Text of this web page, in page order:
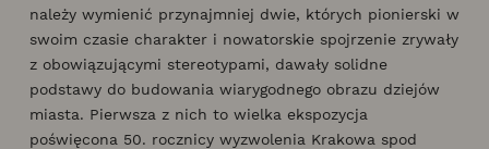
należy wymienić przynajmniej dwie, których pionierski w
swoim czasie charakter i nowatorskie spojrzenie zrywały
z obowiązującymi stereotypami, dawały solidne
podstawy do budowania wiarygodnego obrazu dziejów
miasta. Pierwsza z nich to wielka ekspozycja
poświęcona 50. rocznicy wyzwolenia Krakowa spod